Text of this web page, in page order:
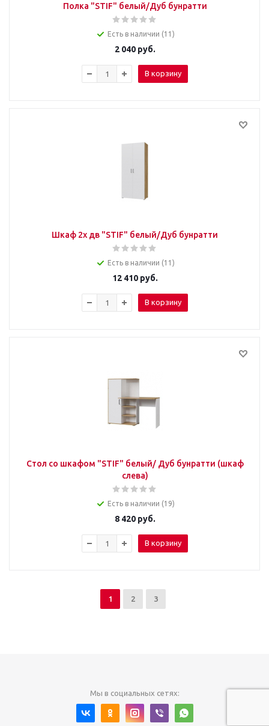
Полка "STIF" белый/Дуб бунратти
Есть в наличии (11)
2 040руб.
В корзину
Шкаф 2х дв "STIF" белый/Дуб бунратти
Есть в наличии (11)
12 410руб.
В корзину
Стол со шкафом "STIF" белый/ Дуб бунратти (шкаф
слева)
Есть в наличии (19)
8 420руб.
В корзину
1 2 3
Мы в социальных сетях: